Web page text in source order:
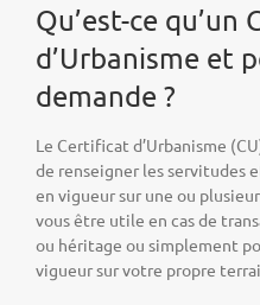
Qu’est-ce qu’un
d’Urbanisme et
demande ?
Le Certificat d’Urbanisme
de renseigner les servitudes
en vigueur sur une ou
vous être utile en cas de
ou héritage ou simplement
vigueur sur votre propre